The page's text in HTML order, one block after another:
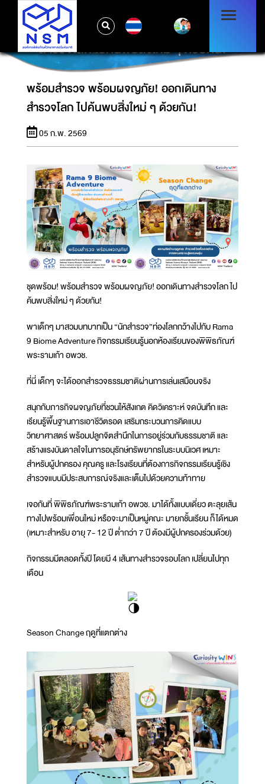
พร้อมสำรวจ พร้อมผจญภัย! ออกเดินทาง
สำรวจโลก ไปค้นพบสิ่งใหม่ ๆ ด้วยกัน!
พร้อมสำรวจ พร้อมผจญภัย! ออกเดินทาง
สำรวจโลก ไปค้นพบสิ่งใหม่ ๆ ด้วยกัน!
05 ก.พ. 2569
ชุดพร้อม! พร้อมสำรวจ พร้อมผจญภัย! ออกเดินทางสำรวจโลก ไป
ค้นพบสิ่งใหม่ ๆ ด้วยกัน!
พาเด็กๆ มาสวมบทบาทเป็น “นักสำรวจ”ท่องโลกกว้างไปกับ Rama
9 Biome Adventure กิจกรรมเรียนรู้นอกห้องเรียนของพิพิธภัณฑ์
พระรามเก้า อพวช.
ที่นี่ เด็กๆ จะได้ออกสำรวจธรรมชาติผ่านการเล่นเสมือนจริง
สนุกกับภารกิจผจญภัยที่ชวนให้สังเกต คิดวิเคราะห์ จดบันทึก และ
เรียนรู้พื้นฐานการเอาชีวิตรอด เสริมกระบวนการคิดแบบ
วิทยาศาสตร์ พร้อมปลูกจิตสำนึกในการอยู่ร่วมกับธรรมชาติ และ
สร้างแรงบันดาลใจในการอนุรักษ์ทรัพยากรในระบบนิเวศ เหมาะ
สำหรับผู้ปกครอง คุณครู และโรงเรียนที่ต้องการกิจกรรมเรียนรู้เชิง
สำรวจแบบมีประสบการณ์จริงและเต็มไปด้วยความท้าทาย
เจอกันที่ พิพิธภัณฑ์พระรามเก้า อพวช. มาได้ทั้งแบบเดี่ยว ตะลุยเส้น
ทางไปพร้อมเพื่อนใหม่ หรือจะมาเป็นหมู่คณะ มายกชั้นเรียน ก็ได้หมด
(เหมาะสำหรับ อายุ 7- 12 ปี ต่ำกว่า 7 ปี ต้องมีผู้ปกครองร่วมด้วย)
กิจกรรมมีตลอดทั้งปี โดยมี 4 เส้นทางสำรวจรอบโลก เปลี่ยนไปทุก
เดือน
Season Change ฤดูที่แตกต่าง